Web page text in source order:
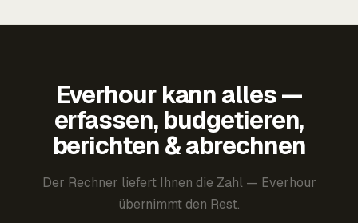
Everhour kann alles —
erfassen, budgetieren,
berichten & abrechnen
Der Rechner liefert Ihnen die Zahl — Everhour
übernimmt den Rest.